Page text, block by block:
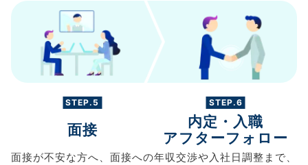
STEP.5
面接
面接が不安な方へ、 面接への
STEP.6
内定・入職
アフターフォロー
年収交渉や入社日調整まで、